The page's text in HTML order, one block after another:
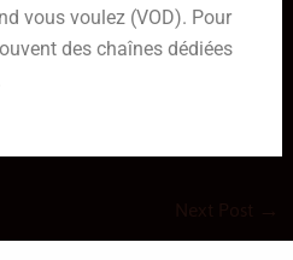
vous voulez (VOD). Pour
des chaînes dédiées